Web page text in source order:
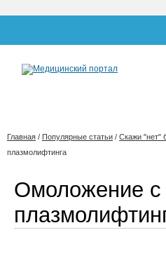
Главная / Популярные статьи / Скажи "нет"
плазмолифтинга
Омоложение